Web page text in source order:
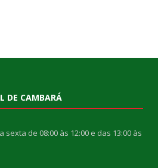
DE CAMBARÁ
de 08:00 às 12:00 e das 13:00 às